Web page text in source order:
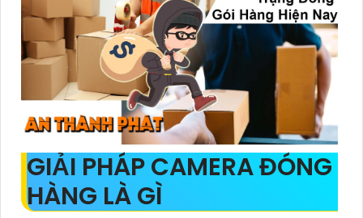
GIẢI PHÁP CAMERA ĐÓNG
HÀNG LÀ GÌ